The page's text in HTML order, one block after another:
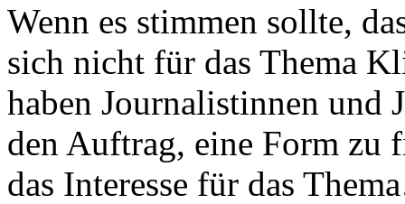
Wenn es stimmen sollte,
sich nicht für das Thema
haben Journalistinnen und
den Auftrag, eine Form zu
das Interesse für das